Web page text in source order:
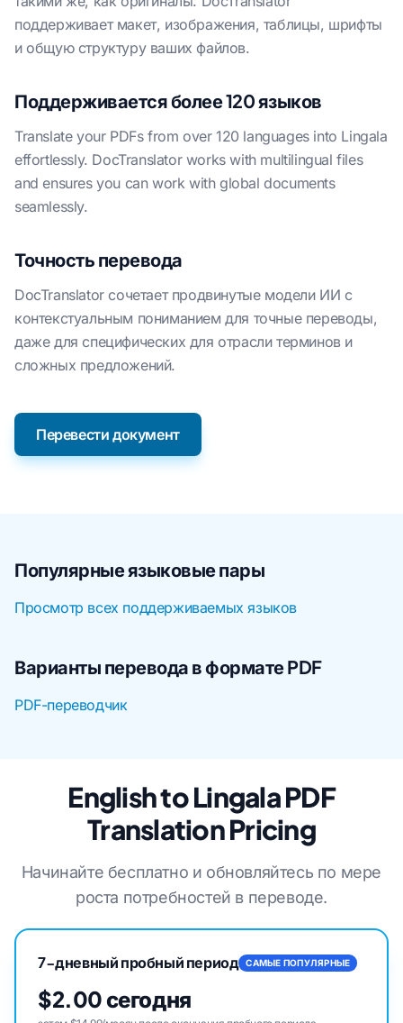
поддерживает макет, изображения, таблицы, шрифты
и общую структуру ваших файлов.
Поддерживается более 120 языков
Translate your PDFs from over 120 languages into Lingala
effortlessly. DocTranslator works with multilingual files
and ensures you can work with global documents
seamlessly.
Точность перевода
DocTranslator сочетает продвинутые модели ИИ с
контекстуальным пониманием для точные переводы,
даже для специфических для отрасли терминов и
сложных предложений.
Перевести документ
Популярные языковые пары
Просмотр всех поддерживаемых языков
Варианты перевода в формате PDF
PDF-переводчик
English to Lingala PDF
Translation Pricing
Начинайте бесплатно и обновляйтесь по мере
роста потребностей в переводе.
7-дневный пробный период САМЫЕ ПОПУЛЯРНЫЕ
$2.00 сегодня